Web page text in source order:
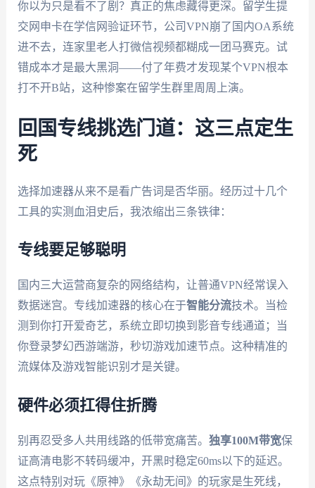
你以为只是看不了剧？真正的焦虑藏得更深。留学生提
交网申卡在学信网验证环节，公司VPN崩了国内OA系统
进不去，连家里老人打微信视频都糊成一团马赛克。试
错成本才是最大黑洞——付了年费才发现某个VPN根本
打不开B站，这种惨案在留学生群里周周上演。
回国专线挑选门道：这三点定生
死
选择加速器从来不是看广告词是否华丽。经历过十几个
工具的实测血泪史后，我浓缩出三条铁律：
专线要足够聪明
国内三大运营商复杂的网络结构，让普通VPN经常误入
数据迷宫。专线加速器的核心在于智能分流技术。当检
测到你打开爱奇艺，系统立即切换到影音专线通道；当
你登录梦幻西游端游，秒切游戏加速节点。这种精准的
流媒体及游戏智能识别才是关键。
硬件必须扛得住折腾
别再忍受多人共用线路的低带宽痛苦。 独享100M带宽保
证高清电影不转码缓冲，开黑时稳定60ms以下的延迟。
这点特别对玩《原神》《永劫无间》的玩家是生死线，